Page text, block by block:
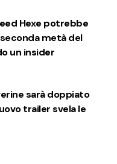
Hexe potrebbe
metà del
un insider
sarà doppiato
trailer svela le